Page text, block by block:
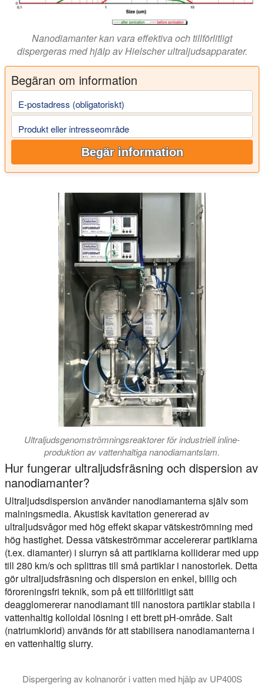
Nanodiamanter kan vara effektiva och tillförlitligt
dispergeras med hjälp av Hielscher ultraljudsapparater.
Begäran om information
E-postadress (obligatoriskt)
Produkt eller intresseområde
Begär information
Ultraljudsgenomströmningsreaktorer för industriell inline-
produktion av vattenhaltiga nanodiamantslam.
Hur fungerar ultraljudsfräsning och dispersion av
nanodiamanter?
Ultraljudsdispersion använder nanodiamanterna själv som
malningsmedia. Akustisk kavitation genererad av
ultraljudsvågor med hög effekt skapar vätskeströmning med
hög hastighet. Dessa vätskeströmmar accelererar partiklarna
(t.ex. diamanter) i slurryn så att partiklarna kolliderar med upp
till 280 km/s och splittras till små partiklar i nanostorlek. Detta
gör ultraljudsfräsning och dispersion en enkel, billig och
föroreningsfri teknik, som på ett tillförlitligt sätt
deagglomererar nanodiamant till nanostora partiklar stabila i
vattenhaltig kolloidal lösning i ett brett pH-område. Salt
(natriumklorid) används för att stabilisera nanodiamanterna i
en vattenhaltig slurry.
Dispergering av kolnanorör i vatten med hjälp av UP400S